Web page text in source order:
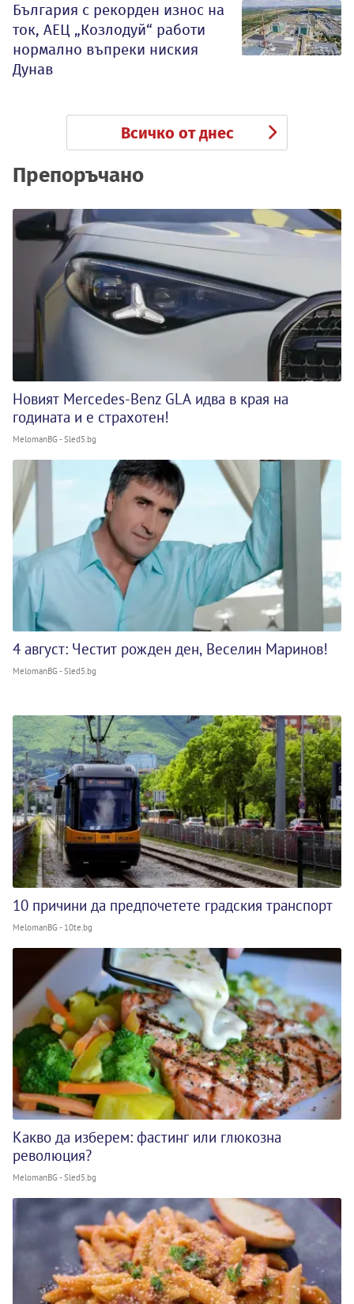
България с рекорден износ на
ток, АЕЦ „Козлодуй“ работи
нормално въпреки ниския
Дунав
Всичко от днес
Препоръчано
Новият Mercedes-Benz GLA идва в края на
годината и е страхотен!
MelomanBG - Sled5.bg
4 август: Честит рожден ден, Веселин Маринов!
MelomanBG - Sled5.bg
10 причини да предпочетете градския транспорт
MelomanBG - 10te.bg
Какво да изберем: фастинг или глюкозна
революция?
MelomanBG - Sled5.bg